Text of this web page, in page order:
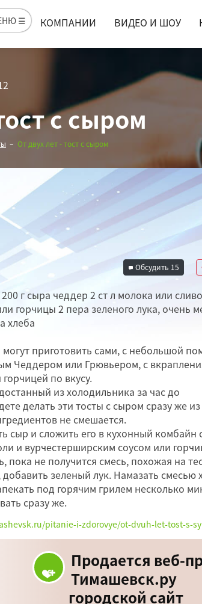
☰ КОМПАНИИ ВИДЕО И ШОУ
с сыром
От двух лет - тост с сыром
Обсудить 15
г сыра чеддер 2 ст л молока или
горчицы 2 пера зеленого лука, очень
хлеба
могут приготовить сами, с небольшой
Чеддером или Грювьером, с
по вкусу.
из холодильника за час до
делать эти тосты с сыром сразу же из
не смешается.
сыр и сложить его в кухонный комбайн
и вурчестерширским соусом или
пока не получится смесь, похожая на
зеленый лук. Намазать смесью
под горячим грилем несколько
сразу же.
pitanie-i-zdorovye/ot-dvuh-let-tost-s-
Продается веб-
Тимашевск.ру
городской сайт